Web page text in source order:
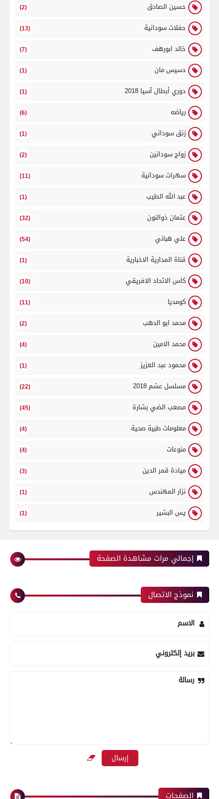
حسين الصادق (2)
حفلات سودانية (13)
خالد ابورهف (7)
دسيس مان (1)
دوري أبطال آسيا 2018 (1)
رياضه (6)
زنق سوداني (1)
زواج سودانين (2)
سهرات سودانية (11)
عبد الله الطيب (1)
عثمان ذوالنون (32)
علي هباني (54)
قناة المدارية الاخبارية (1)
كاس الاتحاد الافريقي (10)
كومديا (11)
محمد ابو الدهب (2)
محمد الامين (4)
محمود عبد العزيز (1)
مسلسل عشم 2018 (22)
مصعب الضي بشارة (45)
معلومات طبية صحية (4)
منوعات (4)
ميادة قمر الدين (3)
نزار المهندس (1)
يس البشير (1)
إجمالي مرات مشاهدة الصفحة
نموذج الاتصال
الاسم
بريد إلكتروني
رسالة
الصفحات